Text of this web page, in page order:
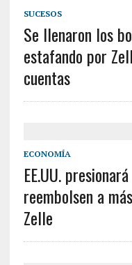
SUCESOS
Se llenaron los
estafando por
cuentas
ECONOMÍA
EE.UU.
reembolsen a
Zelle